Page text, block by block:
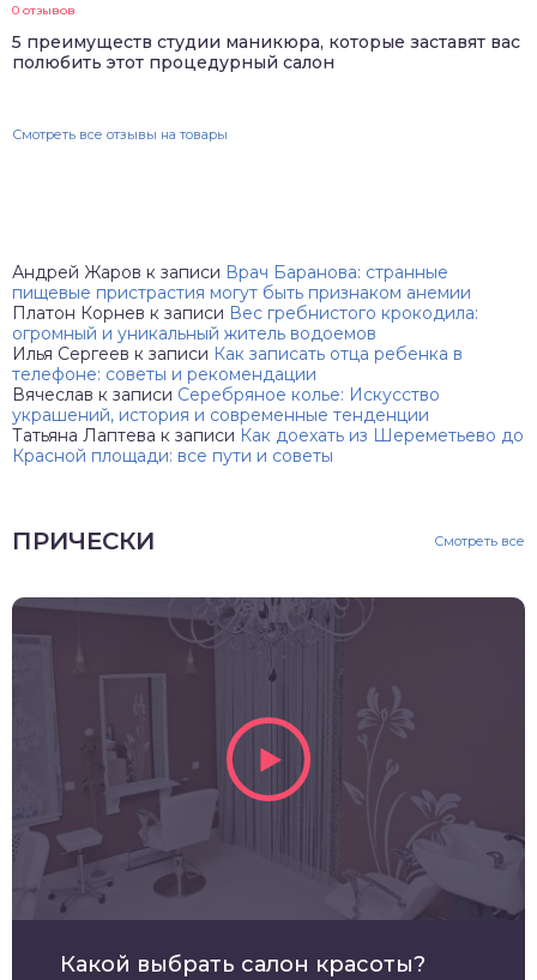
0 отзывов
5 преимуществ студии маникюра, которые заставят вас
полюбить этот процедурный салон
Смотреть все отзывы на товары
Андрей Жаров к записи Врач Баранова: странные
пищевые пристрастия могут быть признаком анемии
Платон Корнев к записи Вес гребнистого крокодила:
огромный и уникальный житель водоемов
Илья Сергеев к записи Как записать отца ребенка в
телефоне: советы и рекомендации
Вячеслав к записи Серебряное колье: Искусство
украшений, история и современные тенденции
Татьяна Лаптева к записи Как доехать из Шереметьево до
Красной площади: все пути и советы
ПРИЧЕСКИ Смотреть все
Какой выбрать салон красоты?